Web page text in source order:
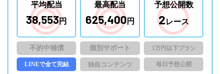
平均配当
38,553円
最高配当
625,400円
予想公開数
2レース
不的中補償 個別サポート 1万円以下プラン
LINEで全て完結 独自コンテンツ 毎日予想公開